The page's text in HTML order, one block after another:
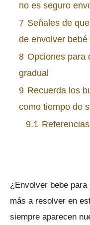
no es seguro
7 Señales de
de envolver
8 Opciones para
gradual
9 Recuerda los
como tiempo de
9.1
¿Envolver bebe
más a resolver en
siempre aparecen